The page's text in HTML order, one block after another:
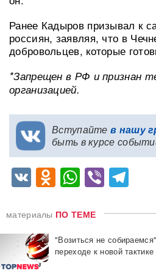
Ранее Кадыров призывал к
россиян, заявляя, что в
добровольцев, которые
*Запрещен в РФ и признан
организацией.
Вступайте в нашу
быть в курсе
VK Viber
материалы ПО ТЕМЕ
"Возиться не
переходе к новой